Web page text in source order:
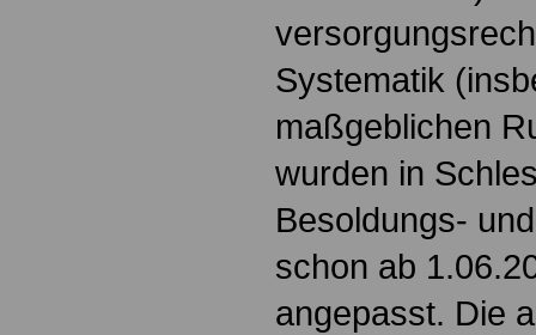
Systematik
maßgeblichen
wurden in
Besoldungs-
schon ab
angepasst. Die